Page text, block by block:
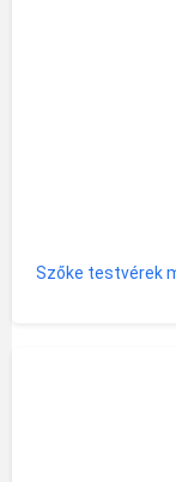
Szőke testvérek